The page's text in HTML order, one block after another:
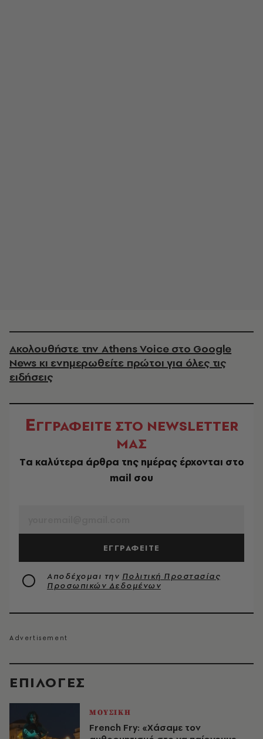
EΠΙΛΟΓΈΣ
ΜΟΥΣΙΚΗ
French Fry: «Χάσαμε τον
Ακολουθήστε την Athens Voice στο Google
News κι ενημερωθείτε πρώτοι για όλες τις
ειδήσεις
ΕΓΓΡΑΦΕΙΤΕ ΣΤΟ NEWSLETTER
ΜΑΣ
Tα καλύτερα άρθρα της ημέρας έρχονται στο
mail σου
ΕΓΓΡΑΦΕΙΤΕ
Αποδέχομαι την Πολιτική Προστασίας
Προσωπικών Δεδομένων